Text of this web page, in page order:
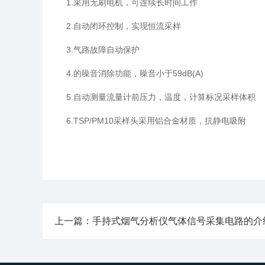
1.采用无刷电机，可连续长时间工作
2.自动闭环控制，实现恒流采样
3.气路故障自动保护
4.的噪音消除功能，噪音小于59dB(A)
5.自动测量流量计前压力，温度，计算标况采样体积
6.TSP/PM10采样头采用铝合金材质，抗静电吸附
上一篇：手持式烟气分析仪气体信号采集电路的介